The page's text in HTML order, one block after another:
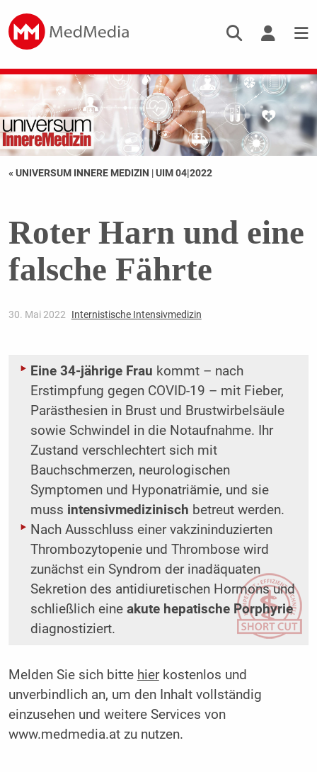
« UNIVERSUM INNERE MEDIZIN |UIM 04|2022
Roter Harn und eine
falsche Fährte
30. Mai 2022 Internistische Intensivmedizin
Eine 34-jährige Frau kommt – nach
Erstimpfung gegen COVID-19 – mit Fieber,
Parästhesien in Brust und Brustwirbelsäule
sowie Schwindel in die Notaufnahme. Ihr
Zustand verschlechtert sich mit
Bauchschmerzen, neurologischen
Symptomen und Hyponatriämie, und sie
muss intensivmedizinisch betreut werden.
Nach Ausschluss einer vakzininduzierten
Thrombozytopenie und Thrombose wird
zunächst ein Syndrom der inadäquaten
Sekretion des antidiuretischen Hormons und
schließlich eine akute hepatische Porphyrie
diagnostiziert.
Melden Sie sich bitte hierkostenlos und
unverbindlich an, um den Inhalt vollständig
einzusehen und weitere Services von
www.medmedia.at zu nutzen.